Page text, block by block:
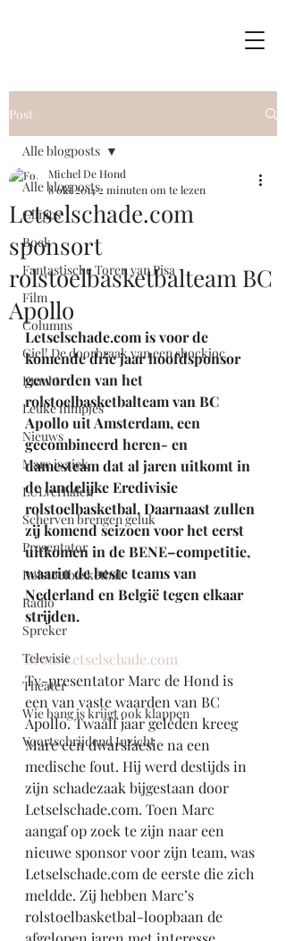
Post
Alle blogposts
Clinics
Boek
Fantastische Toren van Pisa
Film
Columns
Giel! De doorbraak van een shockjoc
Kracht
Leuke filmpjes
Nieuws
Marc is ziek
LULverhalen
Scherven brengen geluk
Presentator
Rolstoelbasketbal
Radio
Spreker
Televisie
Theater
Wie bang is krijgt ook klappen
Voortschrijdend Inzicht
Alle blogposts
Letselschade.com
sponsort
rolstoelbasketbalteam BC
Apollo
Michel De Hond
8 okt 20142 minuten om te lezen
Letselschade.com is voor de
komende drie jaar hoofdsponsor
geworden van het
rolstoelbasketbalteam van BC
Apollo uit Amsterdam, een
gecombineerd heren- en
damesteam dat al jaren uitkomt in
de landelijke Eredivisie
rolstoelbasketbal. Daarnaast zullen
zij komend seizoen voor het eerst
uitkomen in de BENE–competitie,
waarin de beste teams van
Nederland en België tegen elkaar
strijden.
Bron: Letselschade.com
Tv-presentator Marc de Hond is
een van vaste waarden van BC
Apollo. Twaalf jaar geleden kreeg
Marc een dwarslaesie na een
medische fout. Hij werd destijds in
zijn schadezaak bijgestaan door
Letselschade.com. Toen Marc
aangaf op zoek te zijn naar een
nieuwe sponsor voor zijn team, was
Letselschade.com de eerste die zich
meldde. Zij hebben Marc’s
rolstoelbasketbal-loopbaan de